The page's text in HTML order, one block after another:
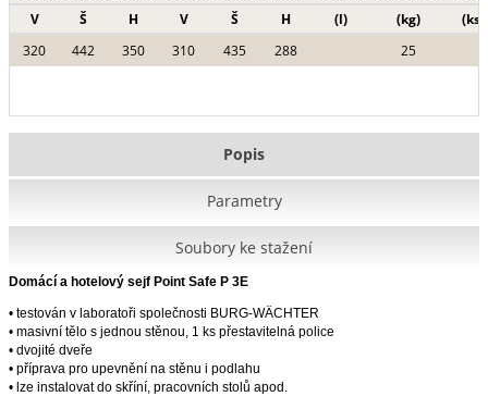
V
Š H V Š H (l) (kg)
(ks)
320
442 350 310 435 288 25
Popis
Parametry
Soubory ke stažení
Domácí a hotelový sejf Point Safe P 3E
• testován v la­boratoři společnosti BURG-WÄCHTER
• masivní tělo s jednou stěnou, 1 ks přestavitelná police
• dvojité dveře
• příprava pro upevnění na stěnu i podlahu
• lze instalovat do skříní, pracovních stolů apod.